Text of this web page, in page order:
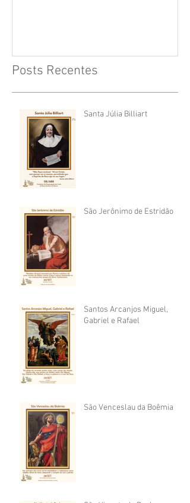
Posts Recentes
Santa Júlia Billiart
São Jerônimo de Estridão
Santos Arcanjos Miguel,
Gabriel e Rafael
São Venceslau da Boêmia